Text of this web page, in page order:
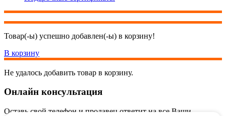
Товар(-ы) успешно добавлен(-ы) в корзину!
В корзину
Не удалось добавить товар в корзину.
Онлайн консультация
Оставь свой телефон и продавец ответит на все Ваши